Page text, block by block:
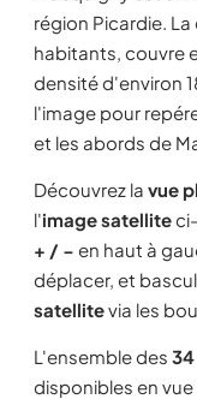
région Picardie.
habitants, couvre
densité d'environ
l'image pour
et les abords de
Découvrez la vue
l'image satellite
+ / − en haut à
déplacer, et
satellitevia les
L'ensemble des
disponibles en